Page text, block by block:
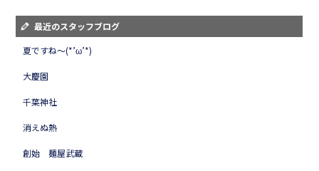
最近のスタッフブログ
夏ですね～(*’ω’*)
大慶園
千葉神社
消えぬ熱
創始 麺屋武蔵